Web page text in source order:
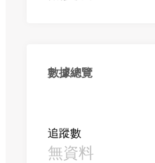
數據總覽
追蹤數
無資料